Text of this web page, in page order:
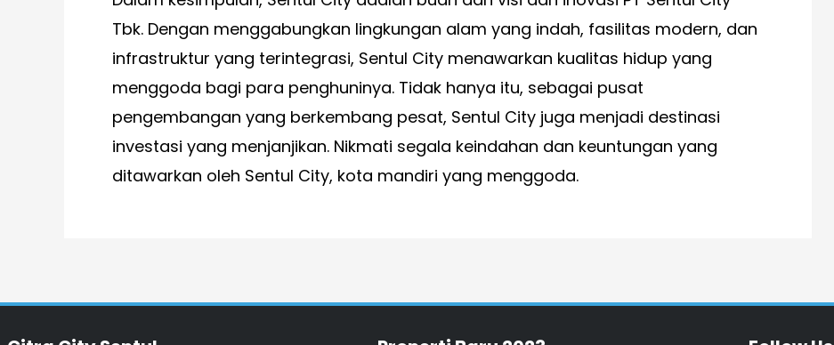
Tbk. Dengan menggabungkan lingkungan alam yang indah, fasilitas modern, dan
infrastruktur yang terintegrasi, Sentul City menawarkan kualitas hidup yang
menggoda bagi para penghuninya. Tidak hanya itu, sebagai pusat
pengembangan yang berkembang pesat, Sentul City juga menjadi destinasi
investasi yang menjanjikan. Nikmati segala keindahan dan keuntungan yang
ditawarkan oleh Sentul City, kota mandiri yang menggoda.